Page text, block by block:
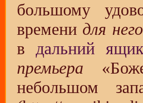
большому
времени для
в дальний ящик
премьера
небольшом